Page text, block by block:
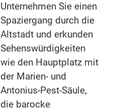
Unternehmen Sie einen
Spaziergang durch die
Altstadt und erkunden
Sehenswürdigkeiten
wie den Hauptplatz mit
der Marien- und
Antonius-Pest-Säule,
die barocke